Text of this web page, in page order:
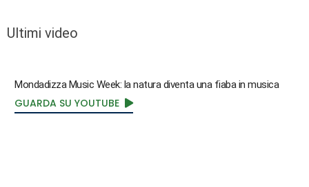
Ultimi video
Mondadizza Music Week: la natura diventa una fiaba in musica
GUARDA SU YOUTUBE